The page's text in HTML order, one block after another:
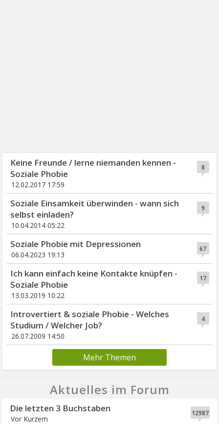
8
Keine Freunde / lerne niemanden kennen -
Soziale Phobie
12.02.2017 17:59
9
Soziale Einsamkeit überwinden - wann sich
selbst einladen?
10.04.2014 05:22
67
Soziale Phobie mit Depressionen
06.04.2023 19:13
17
Ich kann einfach keine Kontakte knüpfen -
Soziale Phobie
13.03.2019 10:22
4
Introvertiert & soziale Phobie - Welches
Studium / Welcher Job?
26.07.2009 14:50
Mehr Themen
Aktuelles im Forum
12987
Die letzten 3 Buchstaben
Vor Kurzem